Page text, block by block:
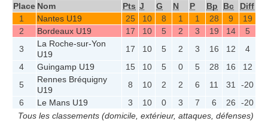
Place Nom Pts J G N P Bp Bc
Diff
1
Nantes U19 25 10 8 1 1 28 9
19
2
Bordeaux U19 17 10 5 2 3 19 14
5
3
La Roche-sur-Yon
U19
17 10 5 2 3 16 12
4
4
Guingamp U19 15 10 5 0 5 28 16
12
5
Rennes Bréquigny
U19
8 10 2 2 6 11 31
-20
6
Le Mans U19 3 10 0 3 7 6 26
-20
Tous les classements (domicile, extérieur, attaques, défenses)